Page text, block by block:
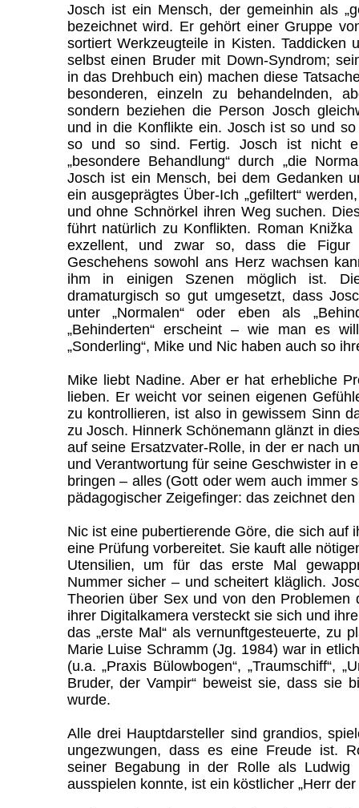
Josch ist ein Mensch, der gemeinhin als
bezeichnet wird. Er gehört einer Gruppe
sortiert Werkzeugteile in Kisten. Taddicken
selbst einen Bruder mit Down-Syndrom;
in das Drehbuch ein) machen diese
besonderen, einzeln zu behandelnden,
sondern beziehen die Person Josch
und in die Konflikte ein. Josch ist so und
so und so sind. Fertig. Josch ist nicht
„besondere Behandlung“ durch „die
Josch ist ein Mensch, bei dem Gedanken
ein ausgeprägtes Über-Ich „gefiltert“
und ohne Schnörkel ihren Weg suchen.
führt natürlich zu Konflikten. Roman
exzellent, und zwar so, dass die Figur
Geschehens sowohl ans Herz wachsen
ihm in einigen Szenen möglich ist.
dramaturgisch so gut umgesetzt, dass
unter „Normalen“ oder eben als
„Behinderten“ erscheint – wie man es
„Sonderling“, Mike und Nic haben auch so
Mike liebt Nadine. Aber er hat erhebliche
lieben. Er weicht vor seinen eigenen
zu kontrollieren, ist also in gewissem Sinn
zu Josch. Hinnerk Schönemann glänzt in
auf seine Ersatzvater-Rolle, in der er nach
und Verantwortung für seine Geschwister in
bringen – alles (Gott oder wem auch immer
pädagogischer Zeigefinger: das zeichnet
Nic ist eine pubertierende Göre, die sich auf
eine Prüfung vorbereitet. Sie kauft alle
Utensilien, um für das erste Mal
Nummer sicher – und scheitert kläglich.
Theorien über Sex und von den Problemen
ihrer Digitalkamera versteckt sie sich und
das „erste Mal“ als vernunftgesteuerte, zu
Marie Luise Schramm (Jg. 1984) war in
(u.a. „Praxis Bülowbogen“, „Traumschiff“,
Bruder, der Vampir“ beweist sie, dass sie
wurde.
Alle drei Hauptdarsteller sind grandios,
ungezwungen, dass es eine Freude ist.
seiner Begabung in der Rolle als Ludwig
ausspielen konnte, ist ein köstlicher „Herr der